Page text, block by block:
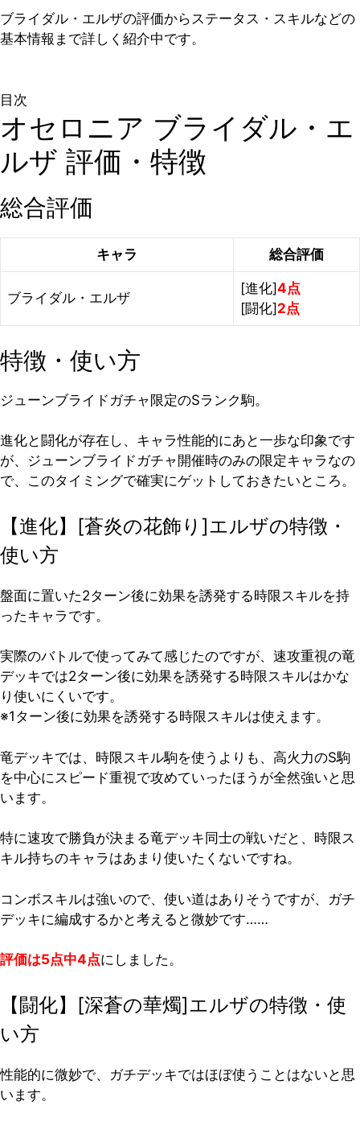
ブライダル・エルザの評価からステータス・スキルなどの
基本情報まで詳しく紹介中です。
目次
オセロニア ブライダル・エ
ルザ 評価・特徴
総合評価
キャラ 総合評価
ブライダル・エルザ
[進化]4点
[闘化] 2点
特徴・使い方
ジューンブライドガチャ限定のSランク駒。
進化と闘化が存在し、キャラ性能的にあと一歩な印象です
が、ジューンブライドガチャ開催時のみの限定キャラなの
で、このタイミングで確実にゲットしておきたいところ。
【進化】[蒼炎の花飾り]エルザの特徴・
使い方
盤面に置いた2ターン後に効果を誘発する時限スキルを持
ったキャラです。
実際のバトルで使ってみて感じたのですが、速攻重視の竜
デッキでは2ターン後に効果を誘発する時限スキルはかな
り使いにくいです。
※1ターン後に効果を誘発する時限スキルは使えます。
竜デッキでは、時限スキル駒を使うよりも、高火力のS駒
を中心にスピード重視で攻めていったほうが全然強いと思
います。
特に速攻で勝負が決まる竜デッキ同士の戦いだと、時限ス
キル持ちのキャラはあまり使いたくないですね。
コンボスキルは強いので、使い道はありそうですが、ガチ
デッキに編成するかと考えると微妙です……
評価は5点中4点にしました。
【闘化】[深蒼の華燭]エルザの特徴・使
い方
性能的に微妙で、ガチデッキではほぼ使うことはないと思
います。